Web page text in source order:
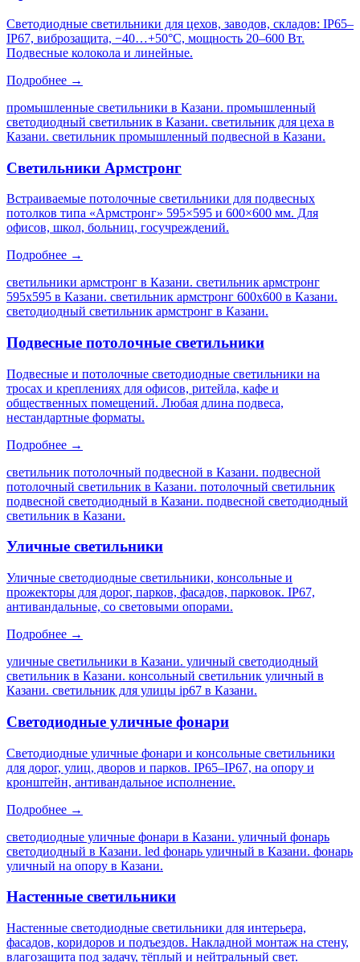
Светодиодные светильники для цехов, заводов, складов: IP65–
IP67, виброзащита, −40…+50°C, мощность 20–600 Вт.
Подвесные колокола и линейные.
Подробнее →
промышленные светильники в Казани. промышленный
светодиодный светильник в Казани. светильник для цеха в
Казани. светильник промышленный подвесной в Казани.
Светильники Армстронг
Встраиваемые потолочные светильники для подвесных
потолков типа «Армстронг» 595×595 и 600×600 мм. Для
офисов, школ, больниц, госучреждений.
Подробнее →
светильники армстронг в Казани. светильник армстронг
595х595 в Казани. светильник армстронг 600х600 в Казани.
светодиодный светильник армстронг в Казани.
Подвесные потолочные светильники
Подвесные и потолочные светодиодные светильники на
тросах и креплениях для офисов, ритейла, кафе и
общественных помещений. Любая длина подвеса,
нестандартные форматы.
Подробнее →
светильник потолочный подвесной в Казани. подвесной
потолочный светильник в Казани. потолочный светильник
подвесной светодиодный в Казани. подвесной светодиодный
светильник в Казани.
Уличные светильники
Уличные светодиодные светильники, консольные и
прожекторы для дорог, парков, фасадов, парковок. IP67,
антивандальные, со световыми опорами.
Подробнее →
уличные светильники в Казани. уличный светодиодный
светильник в Казани. консольный светильник уличный в
Казани. светильник для улицы ip67 в Казани.
Светодиодные уличные фонари
Светодиодные уличные фонари и консольные светильники
для дорог, улиц, дворов и парков. IP65–IP67, на опору и
кронштейн, антивандальное исполнение.
Подробнее →
светодиодные уличные фонари в Казани. уличный фонарь
светодиодный в Казани. led фонарь уличный в Казани. фонарь
уличный на опору в Казани.
Настенные светильники
Настенные светодиодные светильники для интерьера,
фасадов, коридоров и подъездов. Накладной монтаж на стену,
влагозащита под задачу, тёплый и нейтральный свет.